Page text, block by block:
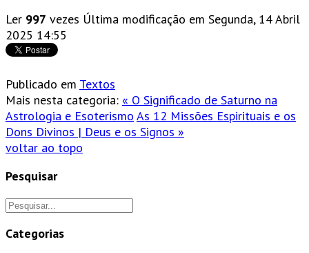
Ler 997 vezes Última modificação em Segunda, 14 Abril
2025 14:55
Publicado em Textos
Mais nesta categoria: « O Significado de Saturno na
Astrologia e Esoterismo As 12 Missões Espirituais e os
Dons Divinos | Deus e os Signos »
voltar ao topo
Pesquisar
Categorias